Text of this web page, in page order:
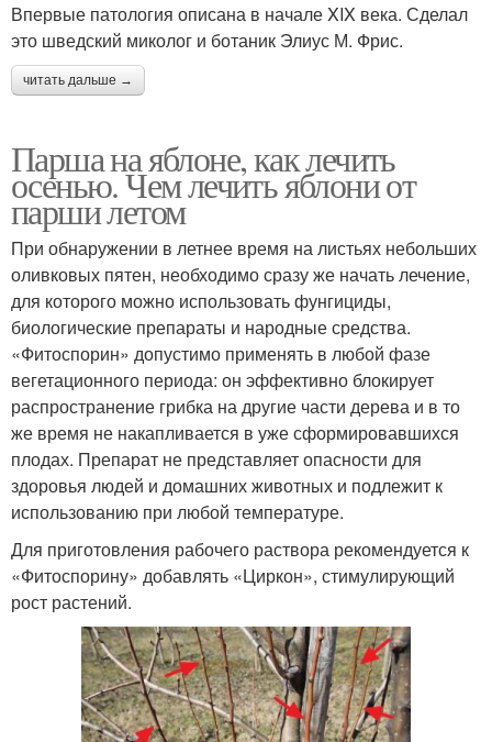
Впервые патология описана в начале XIX века. Сделал
это шведский миколог и ботаник Элиус М. Фрис.
читать дальше →
Парша на яблоне, как лечить
осенью. Чем лечить яблони от
парши летом
При обнаружении в летнее время на листьях небольших
оливковых пятен, необходимо сразу же начать лечение,
для которого можно использовать фунгициды,
биологические препараты и народные средства.
«Фитоспорин» допустимо применять в любой фазе
вегетационного периода: он эффективно блокирует
распространение грибка на другие части дерева и в то
же время не накапливается в уже сформировавшихся
плодах. Препарат не представляет опасности для
здоровья людей и домашних животных и подлежит к
использованию при любой температуре.
Для приготовления рабочего раствора рекомендуется к
«Фитоспорину» добавлять «Циркон», стимулирующий
рост растений.